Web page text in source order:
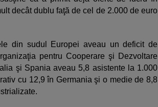
decât dublu faţă de cel de 2.000 de euro
din sudul Europei aveau un deficit de
pentru Cooperare şi Dezvoltare
şi Spania aveau 5,8 asistente la 1.000
cu 12,9 în Germania şi o medie de 8,8